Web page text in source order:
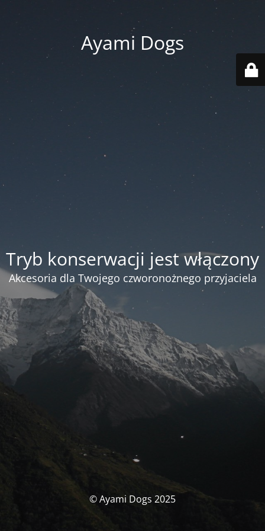
Ayami Dogs
Tryb konserwacji jest włączony
Akcesoria dla Twojego czworonożnego przyjaciela
© Ayami Dogs 2025